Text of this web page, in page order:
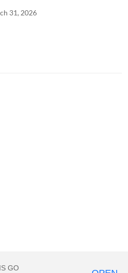
31, 2026
GO